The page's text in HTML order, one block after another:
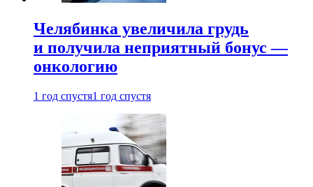
Челябинка увеличила грудь
и получила неприятный бонус —
онкологию
1 год спустя1 год спустя